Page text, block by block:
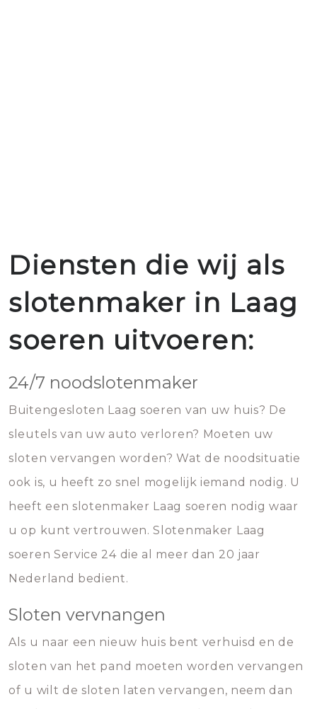
Diensten die wij als
slotenmaker in Laag
soeren uitvoeren:
24/7 noodslotenmaker
Buitengesloten Laag soeren van uw huis? De
sleutels van uw auto verloren? Moeten uw
sloten vervangen worden? Wat de noodsituatie
ook is, u heeft zo snel mogelijk iemand nodig. U
heeft een slotenmaker Laag soeren nodig waar
u op kunt vertrouwen. Slotenmaker Laag
soeren Service 24 die al meer dan 20 jaar
Nederland bedient.
Sloten vervnangen
Als u naar een nieuw huis bent verhuisd en de
sloten van het pand moeten worden vervangen
of u wilt de sloten laten vervangen, neem dan